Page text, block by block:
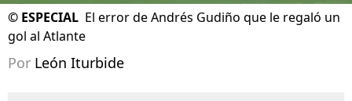
© ESPECIAL El error de Andrés Gudiño que le regaló un
gol al Atlante
Por León Iturbide